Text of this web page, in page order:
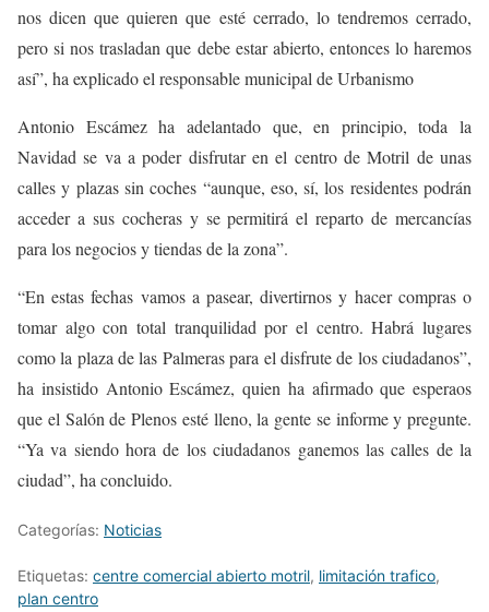
nos dicen que quieren que esté cerrado, lo tendremos cerrado,
pero si nos trasladan que debe estar abierto, entonces lo haremos
así”, ha explicado el responsable municipal de Urbanismo
Antonio Escámez ha adelantado que, en principio, toda la
Navidad se va a poder disfrutar en el centro de Motril de unas
calles y plazas sin coches “aunque, eso, sí, los residentes podrán
acceder a sus cocheras y se permitirá el reparto de mercancías
para los negocios y tiendas de la zona”.
“En estas fechas vamos a pasear, divertirnos y hacer compras o
tomar algo con total tranquilidad por el centro. Habrá lugares
como la plaza de las Palmeras para el disfrute de los ciudadanos”,
ha insistido Antonio Escámez, quien ha afirmado que esperaos
que el Salón de Plenos esté lleno, la gente se informe y pregunte.
“Ya va siendo hora de los ciudadanos ganemos las calles de la
ciudad”, ha concluido.
Categorías: Noticias
Etiquetas: centre comercial abierto motril, limitación trafico,
plan centro